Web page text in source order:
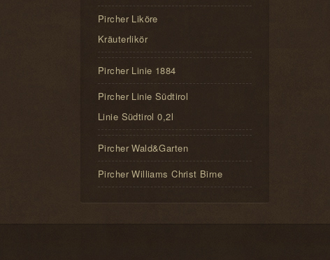
Pircher Liköre
Kräuterlikör
Pircher Linie 1884
Pircher Linie Südtirol
Linie Südtirol 0,2l
Pircher Wald&Garten
Pircher Williams Christ Birne